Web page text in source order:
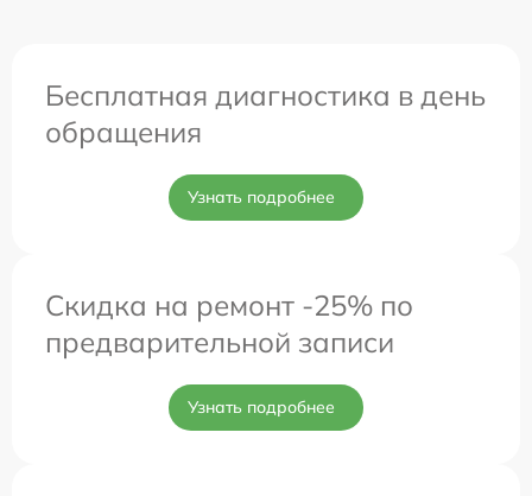
Бесплатная диагностика в день
обращения
Узнать подробнее
Скидка на ремонт -25% по
предварительной записи
Узнать подробнее